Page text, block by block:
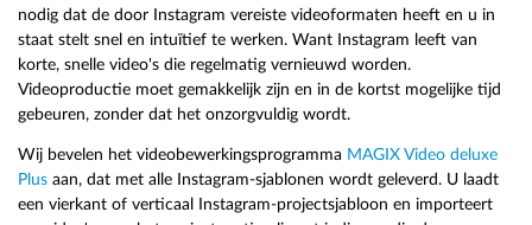
nodig dat de door Instagram vereiste videoformaten heeft en u in
staat stelt snel en intuïtief te werken. Want Instagram leeft van
korte, snelle video's die regelmatig vernieuwd worden.
Videoproductie moet gemakkelijk zijn en in de kortst mogelijke tijd
gebeuren, zonder dat het onzorgvuldig wordt.
Wij bevelen het videobewerkingsprogramma MAGIX Video deluxe
Plus aan, dat met alle Instagram-sjablonen wordt geleverd. U laadt
een vierkant of verticaal Instagram-projectsjabloon en importeert